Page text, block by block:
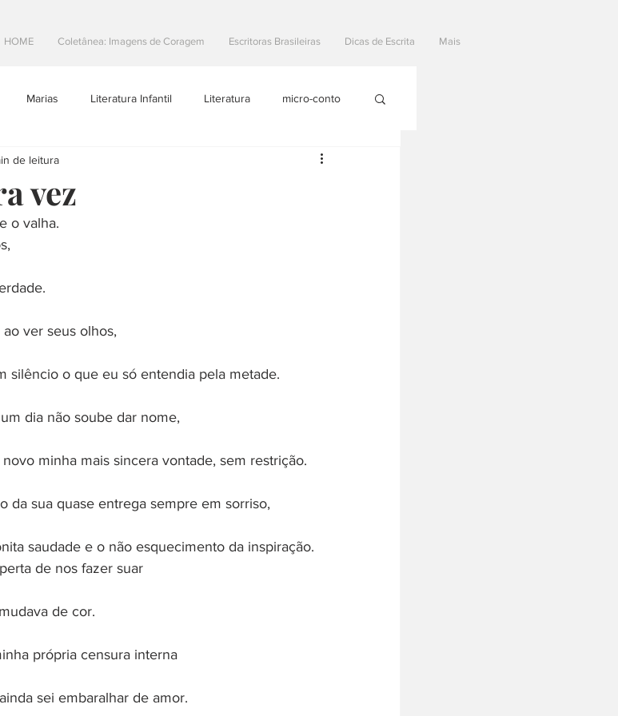
HOME Coletânea: Imagens de Coragem Escritoras Brasileiras Dicas de Escrita Mais
Marias Literatura Infantil Literatura micro-conto
Escritoras Brasileiras
teatro
vez
de leitura
o valha.
ver seus olhos,
silêncio o que eu só entendia pela metade.
dia não soube dar nome,
minha mais sincera vontade, sem restrição.
da sua quase entrega sempre em sorriso,
saudade e o não esquecimento da inspiração.
de nos fazer suar
de cor.
própria censura interna
sei embaralhar de amor.